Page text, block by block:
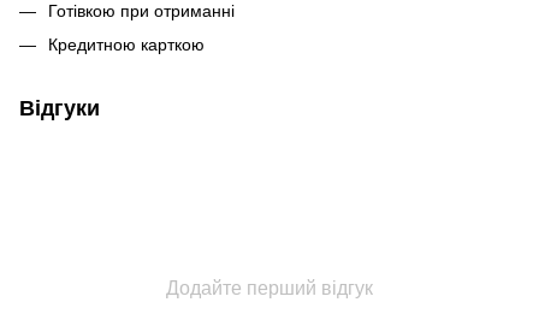
Готівкою при отриманні
Кредитною карткою
Відгуки
Додайте перший відгук